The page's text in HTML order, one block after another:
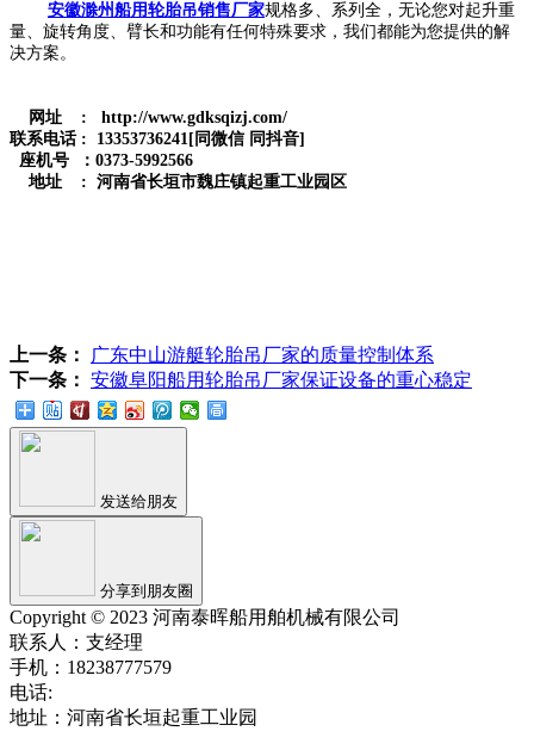
安徽滁州船用轮胎吊销售厂家规格多、系列全，无论您对起升重
量、旋转角度、臂长和功能有任何特殊要求，我们都能为您提供的解
决方案。
网址 : http://www.gdksqizj.com/
联系电话 : 13353736241[同微信 同抖音]
座机号 ：0373-5992566
地址 : 河南省长垣市魏庄镇起重工业园区
上一条：
广东中山游艇轮胎吊厂家的质量控制体系
下一条： 安徽阜阳船用轮胎吊厂家保证设备的重心稳定
发送给朋友
分享到朋友圈
Copyright © 2023 河南泰晖船用舶机械有限公司
联系人：支经理
手机：18238777579
电话:
地址：河南省长垣起重工业园